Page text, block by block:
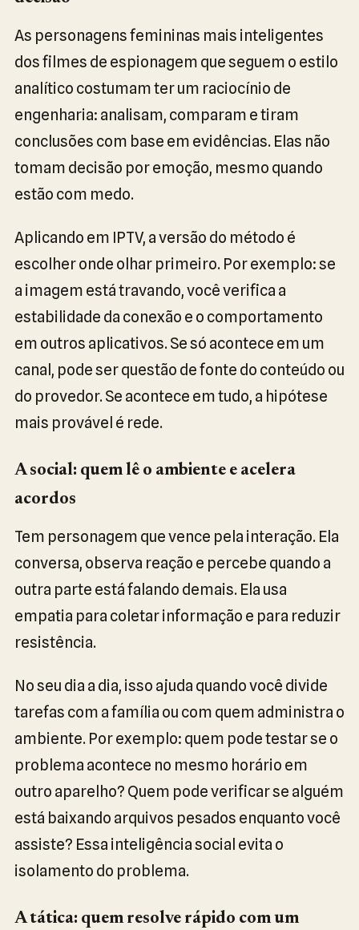
As personagens femininas mais inteligentes
dos filmes de espionagem que seguem o estilo
analítico costumam ter um raciocínio de
engenharia: analisam, comparam e tiram
conclusões com base em evidências. Elas não
tomam decisão por emoção, mesmo quando
estão com medo.
Aplicando em IPTV, a versão do método é
escolher onde olhar primeiro. Por exemplo: se
a imagem está travando, você verifica a
estabilidade da conexão e o comportamento
em outros aplicativos. Se só acontece em um
canal, pode ser questão de fonte do conteúdo ou
do provedor. Se acontece em tudo, a hipótese
mais provável é rede.
A social: quem lê o ambiente e acelera
acordos
Tem personagem que vence pela interação. Ela
conversa, observa reação e percebe quando a
outra parte está falando demais. Ela usa
empatia para coletar informação e para reduzir
resistência.
No seu dia a dia, isso ajuda quando você divide
tarefas com a família ou com quem administra o
ambiente. Por exemplo: quem pode testar se o
problema acontece no mesmo horário em
outro aparelho? Quem pode verificar se alguém
está baixando arquivos pesados enquanto você
assiste? Essa inteligência social evita o
isolamento do problema.
A tática: quem resolve rápido com um